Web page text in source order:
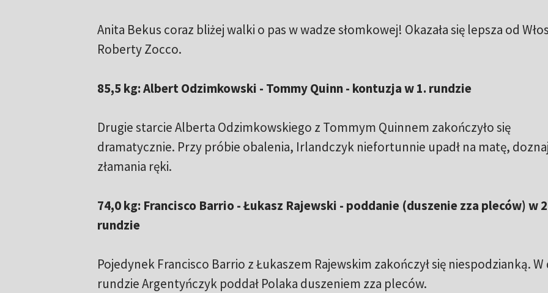
Anita Bekus coraz bliżej walki o pas w wadze słomkowej! Okazała się lepsza od
Roberty Zocco.
85,5 kg: Albert Odzimkowski - Tommy Quinn - kontuzja w 1. rundzie
Drugie starcie Alberta Odzimkowskiego z Tommym Quinnem zakończyło się
dramatycznie. Przy próbie obalenia, Irlandczyk niefortunnie upadł na matę,
złamania ręki.
74,0 kg: Francisco Barrio - Łukasz Rajewski - poddanie (duszenie zza pleców) w
rundzie
Pojedynek Francisco Barrio z Łukaszem Rajewskim zakończył się niespodzianką.
rundzie Argentyńczyk poddał Polaka duszeniem zza pleców.